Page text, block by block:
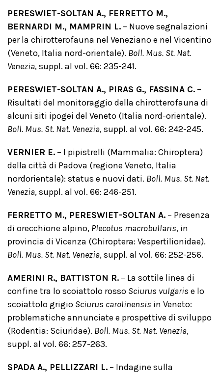
PERESWIET-SOLTAN A., FERRETTO M.,
BERNARDI M., MAMPRIN L. – Nuove segnalazioni
per la chirotterofauna nel Veneziano e nel Vicentino
(Veneto, Italia nord-orientale). Boll. Mus. St. Nat.
Venezia, suppl. al vol. 66: 235-241.
PERESWIET-SOLTAN A., PIRAS G., FASSINA C. –
Risultati del monitoraggio della chirotterofauna di
alcuni siti ipogei del Veneto (Italia nord-orientale).
Boll. Mus. St. Nat. Venezia, suppl. al vol. 66: 242-245.
VERNIER E. – I pipistrelli (Mammalia: Chiroptera)
della città di Padova (regione Veneto, Italia
nordorientale): status e nuovi dati. Boll. Mus. St. Nat.
Venezia, suppl. al vol. 66: 246-251.
FERRETTO M., PERESWIET-SOLTAN A. – Presenza
di orecchione alpino, Plecotus macrobullaris, in
provincia di Vicenza (Chiroptera: Vespertilionidae).
Boll. Mus. St. Nat. Venezia, suppl. al vol. 66: 252-256.
AMERINI R., BATTISTON R. – La sottile linea di
confine tra lo scoiattolo rosso Sciurus vulgaris e lo
scoiattolo grigio Sciurus carolinensis in Veneto:
problematiche annunciate e prospettive di sviluppo
(Rodentia: Sciuridae). Boll. Mus. St. Nat. Venezia,
suppl. al vol. 66: 257-263.
SPADA A., PELLIZZARI L. – Indagine sulla